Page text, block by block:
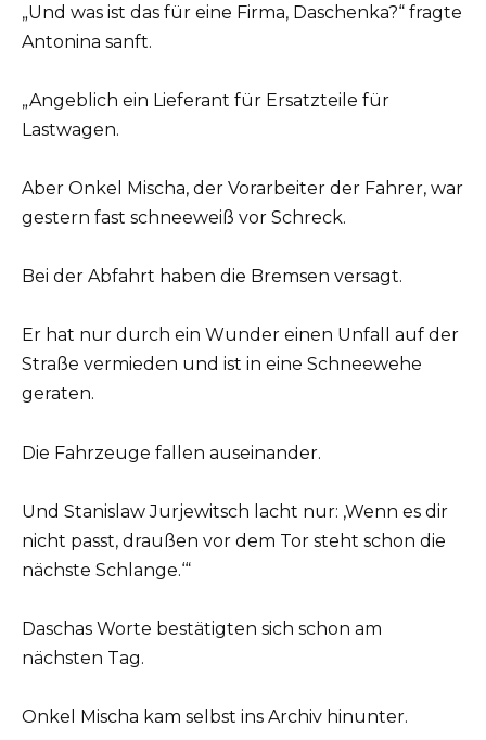
„Und was ist das für eine Firma, Daschenka?“ fragte
Antonina sanft.
„Angeblich ein Lieferant für Ersatzteile für
Lastwagen.
Aber Onkel Mischa, der Vorarbeiter der Fahrer, war
gestern fast schneeweiß vor Schreck.
Bei der Abfahrt haben die Bremsen versagt.
Er hat nur durch ein Wunder einen Unfall auf der
Straße vermieden und ist in eine Schneewehe
geraten.
Die Fahrzeuge fallen auseinander.
Und Stanislaw Jurjewitsch lacht nur: ,Wenn es dir
nicht passt, draußen vor dem Tor steht schon die
nächste Schlange.‘“
Daschas Worte bestätigten sich schon am
nächsten Tag.
Onkel Mischa kam selbst ins Archiv hinunter.